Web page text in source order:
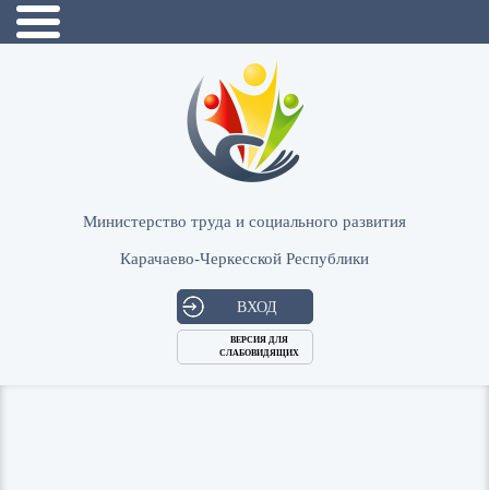
Министерство труда и социального развития
Карачаево-Черкесской Республики
ВХОД
ВЕРСИЯ ДЛЯ
СЛАБОВИДЯЩИХ